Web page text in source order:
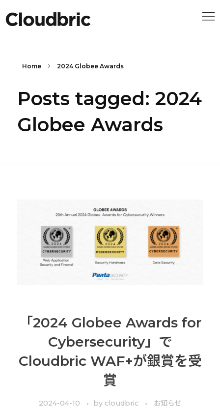
Home 2024 Globee Awards
Posts tagged: 2024
Globee Awards
「2024 Globee Awards for
Cybersecurity」で
Cloudbric WAF+が銀賞を受
賞
2024-04-10 by cloudbric お知らせ